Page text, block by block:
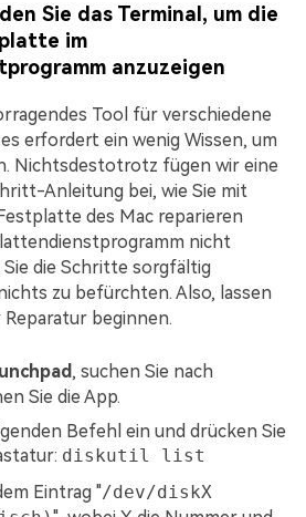
Sie das Terminal, um die
im
anzuzeigen
Tool für verschiedene
erfordert ein wenig Wissen, um
Nichtsdestotrotz fügen wir eine
Anleitung bei, wie Sie mit
des Mac reparieren
nicht
Sie die Schritte sorgfältig
zu befürchten. Also, lassen
beginnen.
, suchen Sie nach
Sie die App.
Befehl ein und drücken Sie
diskutil list
Eintrag "/dev/diskX